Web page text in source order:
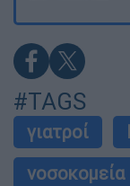
#TAGS
γιατροί
νοσοκομεία